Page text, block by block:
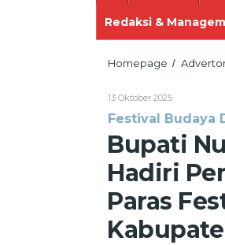
Redaksi &
Homepage /
13 Oktober 2025Oleh
Festival Budaya
Bupati
Hadiri
Paras